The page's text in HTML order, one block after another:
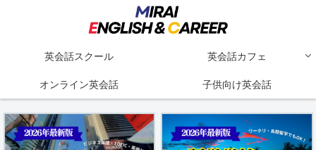
英会話スクール 英会話カフェ
オンライン英会話 子供向け英会話